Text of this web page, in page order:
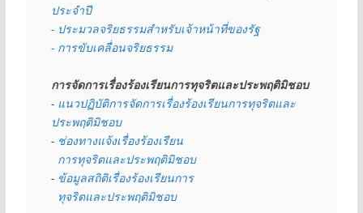
ประจำปี
- ประมวลจริยธรรมสำหรับเจ้าหน้าที่ของรัฐ
- การขับเคลื่อนจริยธรรม
การจัดการเรื่องร้องเรียนการทุจริตและประพฤติมิชอบ
- แนวปฏิบัติการจัดการเรื่องร้องเรียนการทุจริตและ
ประพฤติมิชอบ
- ช่องทางแจ้งเรื่องร้องเรียน
  การทุจริตและประพฤติมิชอบ
- ข้อมูลสถิติเรื่องร้องเรียนการ
  ทุจริตและประพฤติมิชอบ